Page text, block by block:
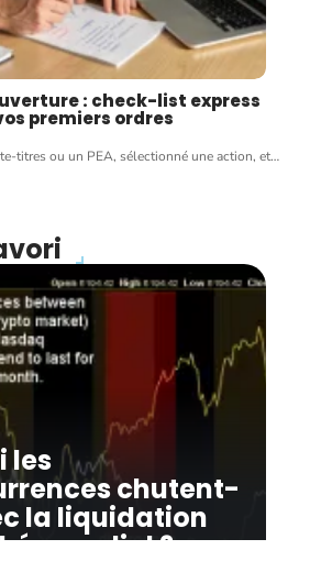
: check-list express
premiers ordres
titres ou un PEA, sélectionné une action, et…
les
chutent-
la liquidation
mondial ?